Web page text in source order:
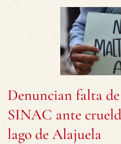
Denuncian falta de
SINAC ante
lago de Alajuela